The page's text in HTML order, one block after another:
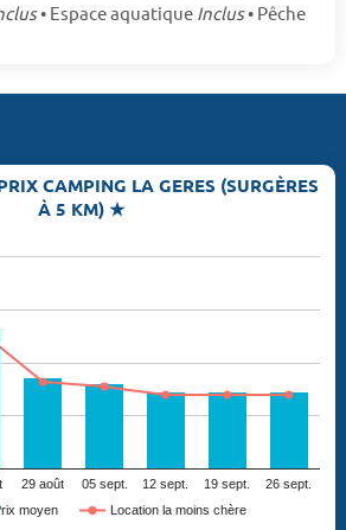
• Espace aquatique Inclus• Pêche
CAMPING LA GERES (SURGÈRES
À 5 KM) ★
moyen Location la moins chère
29 août 05 sept. 12 sept. 19 sept. 26 sept.